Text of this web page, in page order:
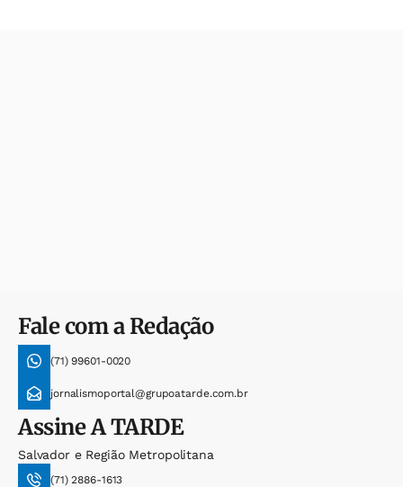
Fale com a Redação
(71) 99601-0020
jornalismoportal@grupoatarde.com.br
AssineA TARDE
Salvador e Região Metropolitana
(71) 2886-1613